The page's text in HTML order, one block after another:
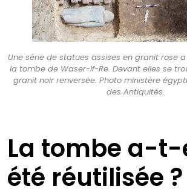
Une série de statues assises en granit rose
la tombe de Waser-If-Re. Devant elles se
granit noir renversée. Photo ministère
des Antiquités.
La tombe a-t-
été réutilisée ?